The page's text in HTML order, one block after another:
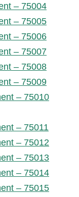
– 75004
– 75005
– 75006
– 75007
– 75008
– 75009
– 75010
– 75011
– 75012
– 75013
– 75014
– 75015